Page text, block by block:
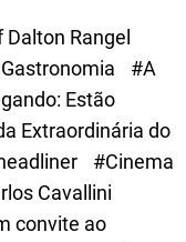
Rangel
#A
Estão
Extraordinária do
#Cinema
Cavallini
convite ao